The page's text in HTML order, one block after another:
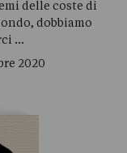
delle coste di
dobbiamo
…
2020